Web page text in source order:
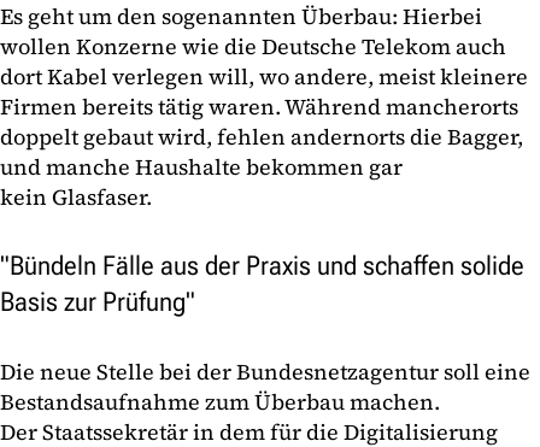
Es geht um den sogenannten Überbau: Hierbei
wollen Konzerne wie die Deutsche Telekom auch
dort Kabel verlegen will, wo andere, meist kleinere
Firmen bereits tätig waren. Während mancherorts
doppelt gebaut wird, fehlen andernorts die Bagger,
und manche Haushalte bekommen gar
kein Glasfaser.
"Bündeln Fälle aus der Praxis und schaffen solide
Basis zur Prüfung"
Die neue Stelle bei der Bundesnetzagentur soll eine
Bestandsaufnahme zum Überbau machen.
Der Staatssekretär in dem für die Digitalisierung